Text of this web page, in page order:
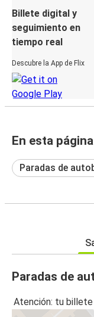
Billete digital y
seguimiento en
tiempo real
Descubre la App de Flix
En esta página
Paradas de
Paradas de
Atención: tu